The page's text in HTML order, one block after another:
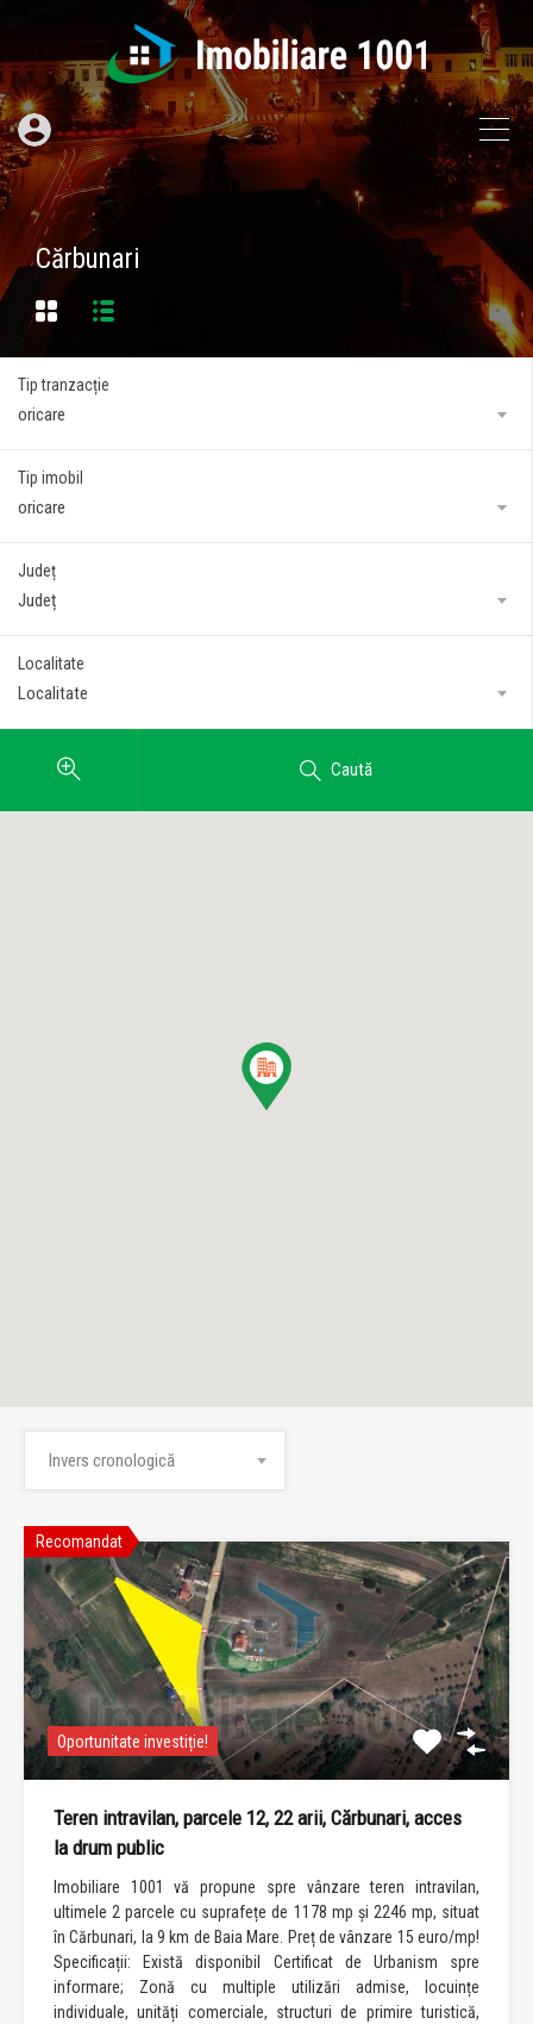
Cărbunari
Tip tranzacție
oricare
Tip imobil
oricare
Județ
Județ
Localitate
Localitate
Caută
Invers cronologică
Recomandat
Oportunitate investiție!
Teren intravilan, parcele 12, 22 arii, Cărbunari, acces
la drum public
Imobiliare 1001 vă propune spre vânzare teren intravilan,
ultimele 2 parcele cu suprafețe de 1178 mp și 2246 mp, situat
în Cărbunari, la 9 km de Baia Mare. Preț de vânzare 15 euro/mp!
Specificații: Există disponibil Certificat de Urbanism spre
informare; Zonă cu multiple utilizări admise, locuințe
individuale, unități comerciale, structuri de primire turistică,